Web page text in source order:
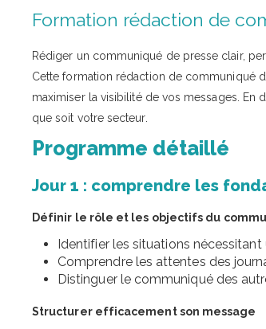
Formation rédaction de
Rédiger un communiqué de presse clair,
Cette formation rédaction de communiqué
maximiser la visibilité de vos messages. En
que soit votre secteur.
Programme détaillé
Jour 1 : comprendre les
Définir le rôle et les objectifs du
Identifier les situations
Comprendre les attentes des
Distinguer le communiqué des
Structurer efficacement son message